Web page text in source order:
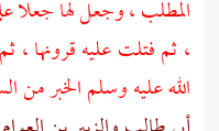
المطلب، وجعل لها جعلا
، ثم فتلت عليه قرونها
الله عليه وسلم الخبر من